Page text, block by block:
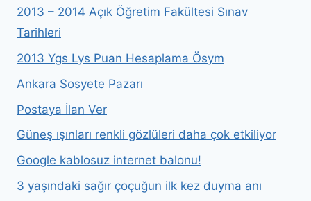
2013 – 2014 Açık Öğretim Fakültesi Sınav
Tarihleri
2013 Ygs Lys Puan Hesaplama Ösym
Ankara Sosyete Pazarı
Postaya İlan Ver
Güneş ışınları renkli gözlüleri daha çok etkiliyor
Google kablosuz internet balonu!
3 yaşındaki sağır çoçuğun ilk kez duyma anı